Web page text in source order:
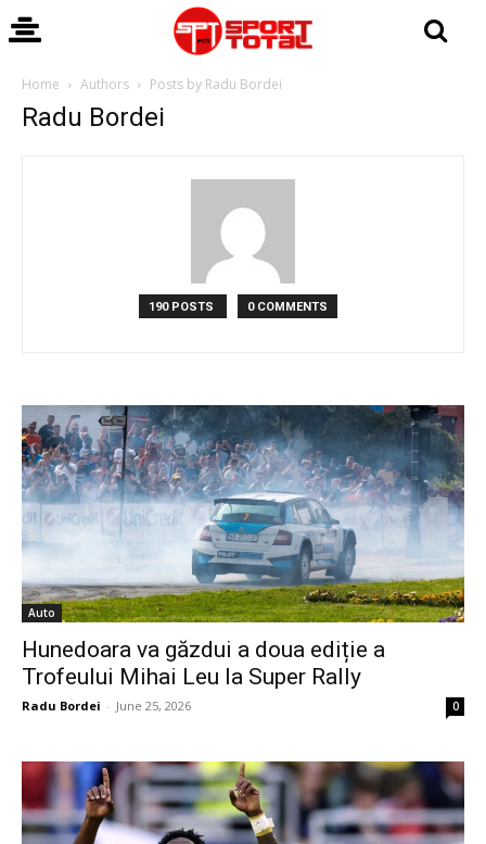
Home Authors Posts by Radu Bordei
Radu Bordei
190 POSTS 0 COMMENTS
Auto
Hunedoara va găzdui a doua ediție a
Trofeului Mihai Leu la Super Rally
Radu Bordei - June 25, 2026 0